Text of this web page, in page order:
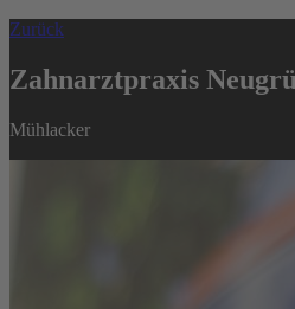
Zurück
Zahnarztpraxis
Mühlacker